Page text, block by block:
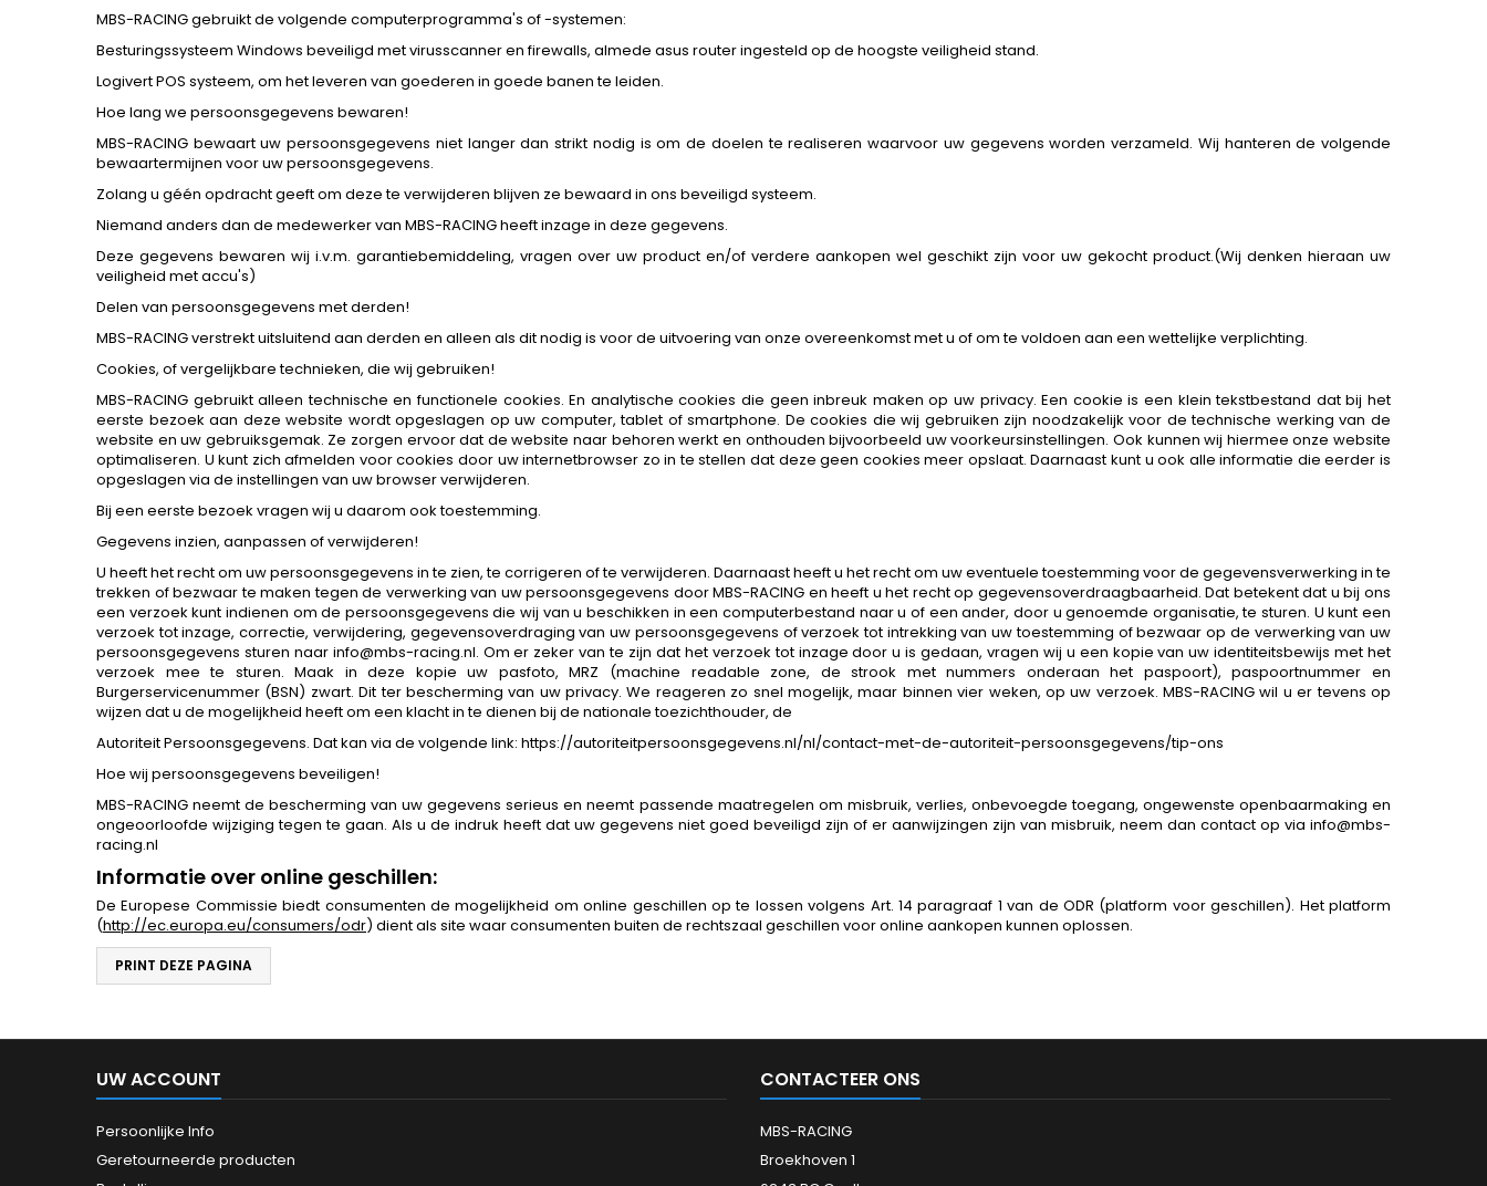
MBS-RACING gebruikt de volgende computerprogramma's of -systemen:
Besturingssysteem Windows beveiligd met virusscanner en firewalls, almede asus router ingesteld op de hoogste veiligheid stand.
Logivert POS systeem, om het leveren van goederen in goede banen te leiden.
Hoe lang we persoonsgegevens bewaren!
MBS-RACING bewaart uw persoonsgegevens niet langer dan strikt nodig is om de doelen te realiseren waarvoor uw gegevens worden verzameld. Wij hanteren de volgende
bewaartermijnen voor uw persoonsgegevens.
Zolang u géén opdracht geeft om deze te verwijderen blijven ze bewaard in ons beveiligd systeem.
Niemand anders dan de medewerker van MBS-RACING heeft inzage in deze gegevens.
Deze gegevens bewaren wij i.v.m. garantiebemiddeling, vragen over uw product en/of verdere aankopen wel geschikt zijn voor uw gekocht product.(Wij denken hieraan uw
veiligheid met accu's)
Delen van persoonsgegevens met derden!
MBS-RACING verstrekt uitsluitend aan derden en alleen als dit nodig is voor de uitvoering van onze overeenkomst met u of om te voldoen aan een wettelijke verplichting.
Cookies, of vergelijkbare technieken, die wij gebruiken!
MBS-RACING gebruikt alleen technische en functionele cookies. En analytische cookies die geen inbreuk maken op uw privacy. Een cookie is een klein tekstbestand dat bij het
eerste bezoek aan deze website wordt opgeslagen op uw computer, tablet of smartphone. De cookies die wij gebruiken zijn noodzakelijk voor de technische werking van de
website en uw gebruiksgemak. Ze zorgen ervoor dat de website naar behoren werkt en onthouden bijvoorbeeld uw voorkeursinstellingen. Ook kunnen wij hiermee onze website
optimaliseren. U kunt zich afmelden voor cookies door uw internetbrowser zo in te stellen dat deze geen cookies meer opslaat. Daarnaast kunt u ook alle informatie die eerder is
opgeslagen via de instellingen van uw browser verwijderen.
Bij een eerste bezoek vragen wij u daarom ook toestemming.
Gegevens inzien, aanpassen of verwijderen!
U heeft het recht om uw persoonsgegevens in te zien, te corrigeren of te verwijderen. Daarnaast heeft u het recht om uw eventuele toestemming voor de gegevensverwerking in te
trekken of bezwaar te maken tegen de verwerking van uw persoonsgegevens door MBS-RACING en heeft u het recht op gegevensoverdraagbaarheid. Dat betekent dat u bij ons
een verzoek kunt indienen om de persoonsgegevens die wij van u beschikken in een computerbestand naar u of een ander, door u genoemde organisatie, te sturen. U kunt een
verzoek tot inzage, correctie, verwijdering, gegevensoverdraging van uw persoonsgegevens of verzoek tot intrekking van uw toestemming of bezwaar op de verwerking van uw
persoonsgegevens sturen naar info@mbs-racing.nl. Om er zeker van te zijn dat het verzoek tot inzage door u is gedaan, vragen wij u een kopie van uw identiteitsbewijs met het
verzoek mee te sturen. Maak in deze kopie uw pasfoto, MRZ (machine readable zone, de strook met nummers onderaan het paspoort), paspoortnummer en
Burgerservicenummer (BSN) zwart. Dit ter bescherming van uw privacy. We reageren zo snel mogelijk, maar binnen vier weken, op uw verzoek. MBS-RACING wil u er tevens op
wijzen dat u de mogelijkheid heeft om een klacht in te dienen bij de nationale toezichthouder, de
Autoriteit Persoonsgegevens. Dat kan via de volgende link: https://autoriteitpersoonsgegevens.nl/nl/contact-met-de-autoriteit-persoonsgegevens/tip-ons
Hoe wij persoonsgegevens beveiligen!
MBS-RACING neemt de bescherming van uw gegevens serieus en neemt passende maatregelen om misbruik, verlies, onbevoegde toegang, ongewenste openbaarmaking en
ongeoorloofde wijziging tegen te gaan. Als u de indruk heeft dat uw gegevens niet goed beveiligd zijn of er aanwijzingen zijn van misbruik, neem dan contact op via info@mbs-
racing.nl
Informatie over online geschillen:
De Europese Commissie biedt consumenten de mogelijkheid om online geschillen op te lossen volgens Art. 14 paragraaf 1 van de ODR (platform voor geschillen). Het platform
(http://ec.europa.eu/consumers/odr) dient als site waar consumenten buiten de rechtszaal geschillen voor online aankopen kunnen oplossen.
UW ACCOUNT
Persoonlijke Info
Geretourneerde producten
CONTACTEER ONS
MBS-RACING
Broekhoven 1